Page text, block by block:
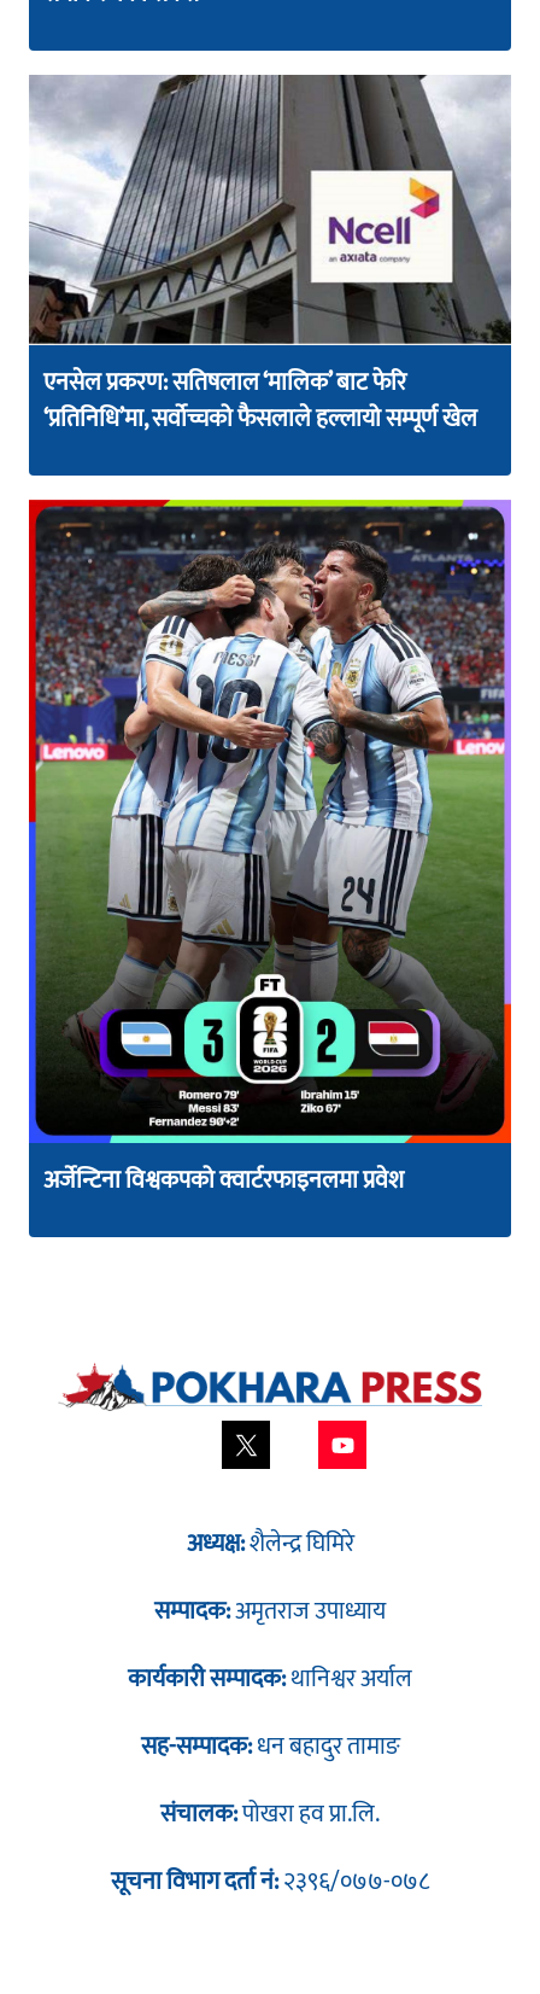
एनसेल प्रकरण: सतिषलाल ‘मालिक’ बाट फेरि
‘प्रतिनिधि’मा, सर्वोच्चको फैसलाले हल्लायो सम्पूर्ण खेल
अर्जेन्टिना विश्वकपको क्वार्टरफाइनलमा प्रवेश
अध्यक्ष:शैलेन्द्र घिमिरे
सम्पादक:अमृतराज उपाध्याय
कार्यकारी सम्पादक:थानिश्वर अर्याल
सह-सम्पादक:धन बहादुर तामाङ
संचालक:पोखरा हव प्रा.लि.
सूचना विभाग दर्ता नं:२३९६/०७७-०७८